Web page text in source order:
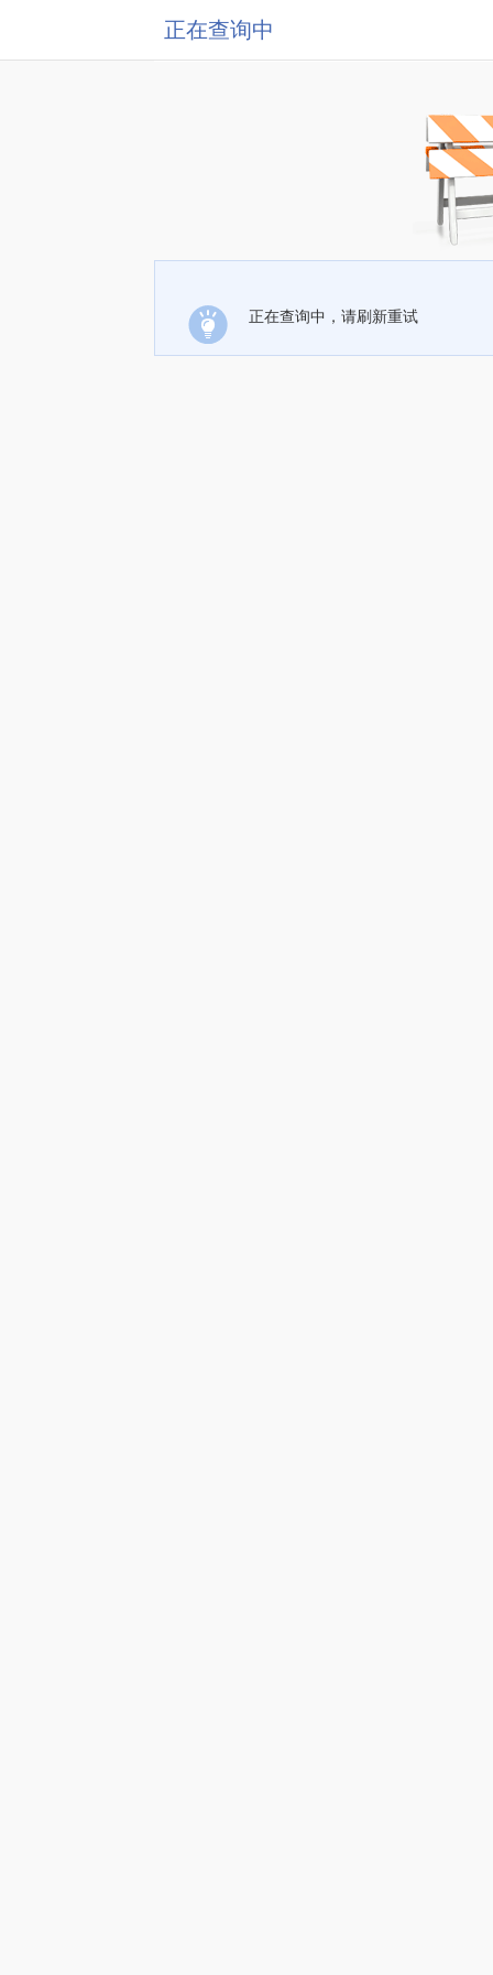
正在查询中
正在查询中，请刷新重试